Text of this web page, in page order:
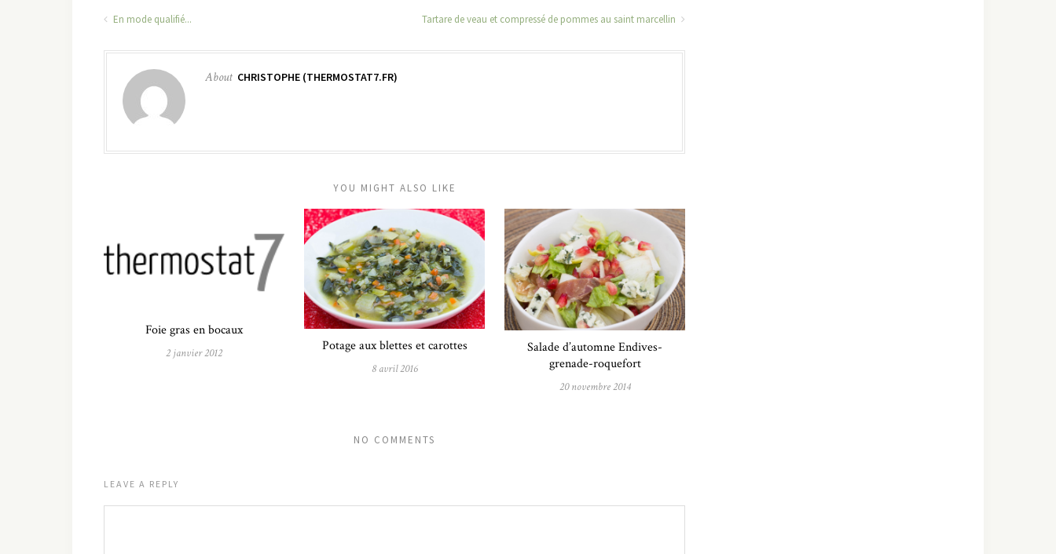
En mode qualifié... Tartare de veau et compressé de pommes au saint marcellin
About CHRISTOPHE (THERMOSTAT7.FR)
YOU MIGHT ALSO LIKE
Foie gras en bocaux
2 janvier 2012 Potage aux blettes et carottes
8 avril 2016
Salade d’automne Endives-
grenade-roquefort
20 novembre 2014
NO COMMENTS
LEAVE A REPLY